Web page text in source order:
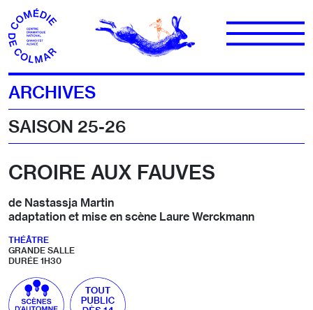
Aller au contenu
ARCHIVES
SAISON 25-26
CROIRE AUX FAUVES
de Nastassja Martin
adaptation et mise en scène Laure Werckmann
THÉÂTRE
GRANDE SALLE
DURÉE 1H30